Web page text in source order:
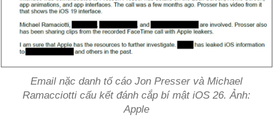
Email nặc danh tố cáo Jon Presser và Michael
Ramacciotti cấu kết đánh cắp bí mật iOS 26. Ảnh:
Apple